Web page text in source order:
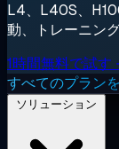
L4、L40S、
動、トレーニン
1時間無料で試す
すべてのプラン